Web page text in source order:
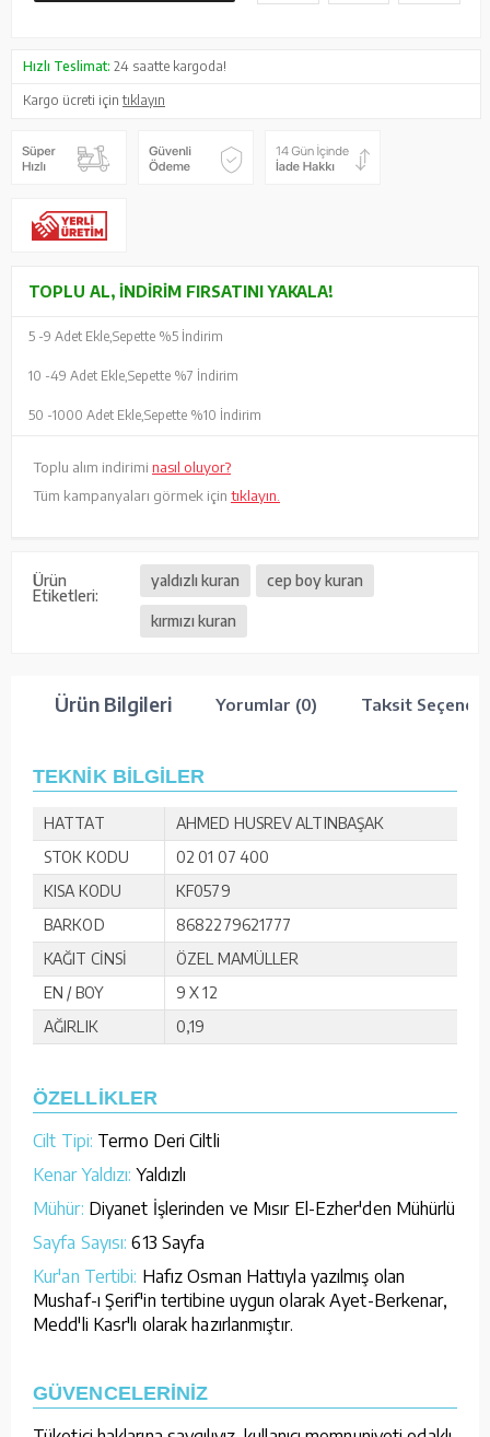
Hızlı Teslimat: 24 saatte kargoda!
Kargo ücreti içintıklayın
TOPLU AL, İNDIRIM FIRSATINI YAKALA!
5 -9 Adet Ekle, Sepette %5 İndirim
10 -49 Adet Ekle, Sepette %7 İndirim
50 -1000 Adet Ekle, Sepette %10 İndirim
Toplu alım indirimi nasıl oluyor?
Tüm kampanyaları görmek için tıklayın.
Ürün
Etiketleri:
yaldızlı kuran cep boy kuran
kırmızı kuran
Ürün Bilgileri Yorumlar (0) Taksit
TEKNİK BİLGİLER
HATTAT
AHMED HUSREV ALTINBAŞAK
STOK KODU
02 01 07 400
KISA KODU
KF0579
BARKOD
8682279621777
KAĞIT CİNSİ
ÖZEL MAMÜLLER
EN / BOY
9 X 12
AĞIRLIK
0,19
ÖZELLİKLER
Cilt Tipi: Termo Deri Ciltli
Kenar Yaldızı: Yaldızlı
Mühür: Diyanet İşlerinden ve Mısır El-Ezher'den Mühürlü
Sayfa Sayısı: 613 Sayfa
Kur'an Tertibi: Hafız Osman Hattıyla yazılmış olan
Mushaf-ı Şerif'in tertibine uygun olarak Ayet-Berkenar,
Medd'li Kasr'lı olarak hazırlanmıştır.
GÜVENCELERİNİZ